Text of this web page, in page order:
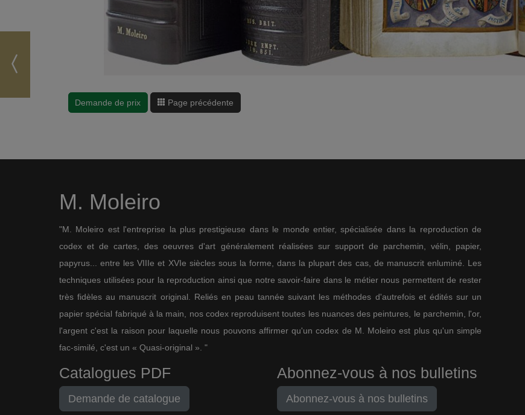
Demande de prix Page précédente
M. Moleiro
"M. Moleiro est l'entreprise la plus prestigieuse dans le monde entier, spécialisée dans la reproduction de
codex et de cartes, des oeuvres d'art généralement réalisées sur support de parchemin, vélin, papier,
papyrus... entre les VIIIe et XVIe siècles sous la forme, dans la plupart des cas, de manuscrit enluminé. Les
techniques utilisées pour la reproduction ainsi que notre savoir-faire dans le métier nous permettent de rester
très fidèles au manuscrit original. Reliés en peau tannée suivant les méthodes d'autrefois et édités sur un
papier spécial fabriqué à la main, nos codex reproduisent toutes les nuances des peintures, le parchemin, l'or,
l'argent c'est la raison pour laquelle nous pouvons affirmer qu'un codex de M. Moleiro est plus qu'un simple
fac-similé, c'est un « Quasi-original ». "
Catalogues PDF
Demande de catalogue
Abonnez-vous à nos bulletins
Abonnez-vous à nos bulletins